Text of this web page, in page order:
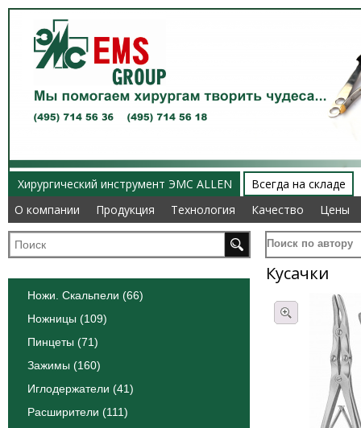
Хирургический инструмент ЭМС ALLEN
О компании
Продукция Технология Качество Цены
Всегда на складе
О компании
Продукция Технология Качество Цены
Поиск по автору
Ножи. Скальпели (66)
Ножницы (109)
Пинцеты (71)
Зажимы (160)
Иглодержатели (41)
Расширители (111)
Кусачки